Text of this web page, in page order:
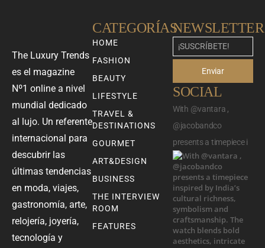
The Luxury Trends
es el magazine
Nº1 online a nivel
mundial dedicado
al lujo. Un referente
internacional para
descubrir las
últimas tendencias
en moda, viajes,
gastronomía, arte,
relojería, joyería,
tecnología y
CATEGORÍAS
HOME
FASHION
BEAUTY
LIFESTYLE
TRAVEL &
DESTINATIONS
GOURMET
ART&DESIGN
BUSINESS
THE INTERVIEW
ROOM
FEATURES
NEWSLETTER
Enviar
SOCIAL
With @vantara ,
@jacobandco
presents a timepiece i